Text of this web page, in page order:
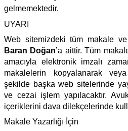
gelmemektedir.
UYARI
Web sitemizdeki tüm makale
Baran Doğan’a aittir. Tüm
amacıyla elektronik imzalı
makalelerin kopyalanarak
şekilde başka web sitelerinde
ve cezai işlem yapılacaktır.
içeriklerini dava dilekçelerinde
Makale Yazarlığı İçin